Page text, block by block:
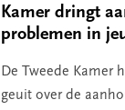
Kamer dringt
problemen in
De Tweede Kamer
geuit over de